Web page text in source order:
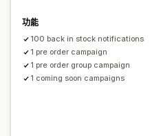
功能
100 back in stock notifications
1 pre order campaign
1 pre order group campaign
1 coming soon campaigns